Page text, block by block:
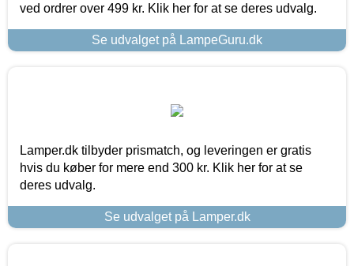
ved ordrer over 499 kr. Klik her for at se deres udvalg.
Se udvalget på LampeGuru.dk
Lamper.dk tilbyder prismatch, og leveringen er gratis
hvis du køber for mere end 300 kr. Klik her for at se
deres udvalg.
Se udvalget på Lamper.dk